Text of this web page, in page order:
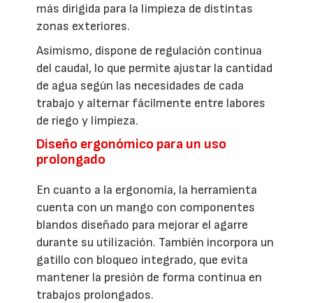
más dirigida para la limpieza de distintas
zonas exteriores.
Asimismo, dispone de regulación continua
del caudal, lo que permite ajustar la cantidad
de agua según las necesidades de cada
trabajo y alternar fácilmente entre labores
de riego y limpieza.
Diseño ergonómico para un uso
prolongado
En cuanto a la ergonomía, la herramienta
cuenta con un mango con componentes
blandos diseñado para mejorar el agarre
durante su utilización. También incorpora un
gatillo con bloqueo integrado, que evita
mantener la presión de forma continua en
trabajos prolongados.